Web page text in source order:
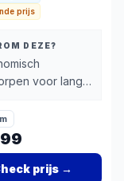
prijs
DEZE?
voor lange
minder
prijs→